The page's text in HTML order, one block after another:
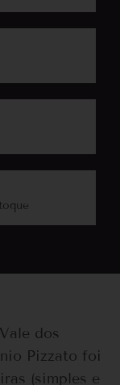
dos
Pizzato foi
(simples e